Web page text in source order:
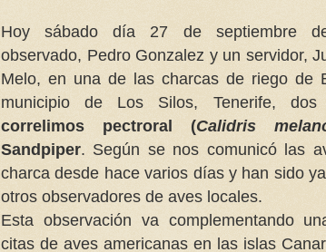
Hoy sábado día 27 de septiembre
observado, Pedro Gonzalez y un servidor,
Melo, en una de las charcas de riego de
municipio de Los Silos, Tenerife, dos
correlimos pectroral (Calidris
Sandpiper. Según se nos comunicó las
charca desde hace varios días y han sido
otros observadores de aves locales.
Esta observación va complementando
citas de aves americanas en las islas